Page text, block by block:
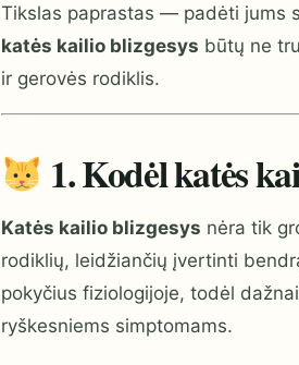
Tikslas paprastas — padėti jums
katės kailio blizgesys būtų ne
ir gerovės rodiklis.
1. Kodėl katės
Katės kailio blizgesys nėra tik
rodiklių, leidžiančių įvertinti
pokyčius fiziologijoje, todėl
ryškesniems simptomams.